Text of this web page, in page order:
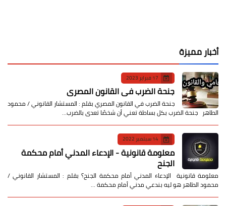
أخبار مميزة
17 فبراير 2023
جنحة الضرب في القانون المصري
جنحة الضرب في القانون المصري بقلم : المستشار القانوني / محمود
الطاهر جنحة الضرب بكل بساطة تعني أن شخصًا تعدى بالضرب…
14 سبتمبر 2022
معلومة قانونية - الإدعاء المدني أمام محكمة
الجنح
معلومة قانونية الإدعاء المدني أمام محكمة الجنح؟ بقلم : المستشار القانوني /
محمود الطاهر هو ليه بندعي مدني أمام محكمة …